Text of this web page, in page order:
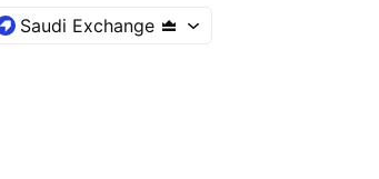
Saudi Exchange